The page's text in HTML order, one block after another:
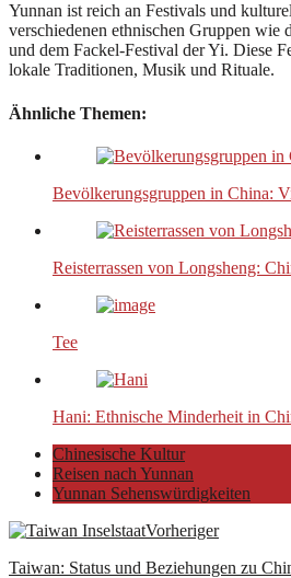
Yunnan ist reich an Festivals und
verschiedenen ethnischen Gruppen wie
und dem Fackel-Festival der Yi. Diese
lokale Traditionen, Musik und Rituale.
Ähnliche Themen:
Bevölkerungsgruppen in China:
Reisterrassen von Longsheng:
Tee
Hani: Ethnische Minderheit in
Chinesische Kultur
Reisen nach Yunnan
Yunnan Sehenswürdigkeiten
Vorheriger
Taiwan: Status und Beziehungen zu